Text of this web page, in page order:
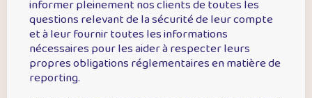
informer pleinement nos clients de toutes les
questions relevant de la sécurité de leur compte
et à leur fournir toutes les informations
nécessaires pour les aider à respecter leurs
propres obligations réglementaires en matière de
reporting.